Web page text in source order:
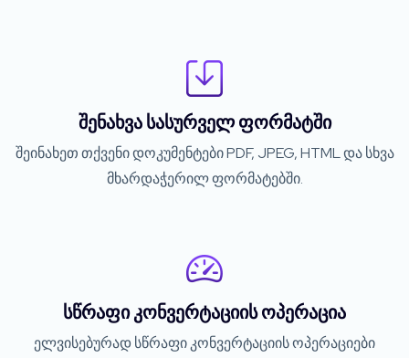
შენახვა სასურველ ფორმატში
შეინახეთ თქვენი დოკუმენტები PDF, JPEG, HTML და სხვა
მხარდაჭერილ ფორმატებში.
სწრაფი კონვერტაციის ოპერაცია
ელვისებურად სწრაფი კონვერტაციის ოპერაციები